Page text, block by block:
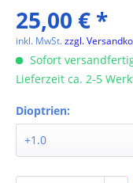
25,00 € *
inkl. MwSt.zzgl.
Sofort
Lieferzeit ca. 2-5
Dioptrien: